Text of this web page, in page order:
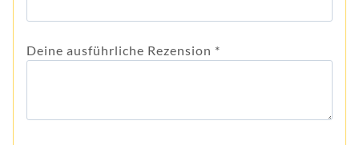
Deine ausführliche Rezension *